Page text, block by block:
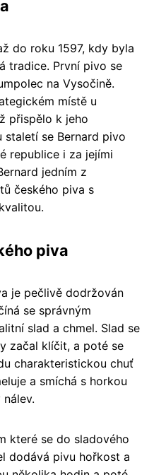
do roku 1597, kdy byla
tradice. První pivo se
na Vysočině.
místě u
přispělo k jeho
staletí se Bernard pivo
republice i za jejími
jedním z
českého piva s
piva
je pečlivě dodržován
se správným
slad a chmel. Slad se
začal klíčit, a poté se
charakteristickou chuť
a smíchá s horkou
které se do sladového
dodává pivu hořkost a